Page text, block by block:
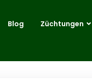
Blog Züchtungen